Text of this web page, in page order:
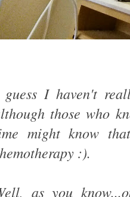
I haven't
those who
might know
:).
as you